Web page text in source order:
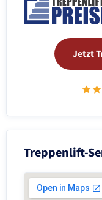
Jetzt
Treppenlift-